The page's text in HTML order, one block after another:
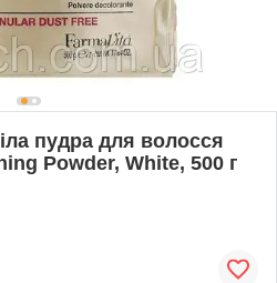
пудра для волосся
Powder, White, 500 г